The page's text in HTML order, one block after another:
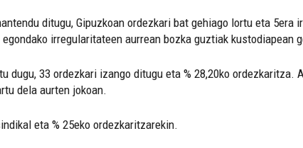
ditugu, Gipuzkoan ordezkari bat gehiago lortu eta
irregularitateen aurrean bozka guztiak kustodiapean
dugu, 33 ordezkari izango ditugu eta % 28,20ko ordezkaritza.
dela aurten jokoan.
eta % 25eko ordezkaritzarekin.